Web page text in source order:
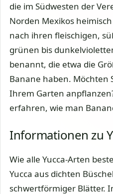
die im Südwesten der
Norden Mexikos
nach ihren fleischigen,
grünen bis
benannt, die etwa die
Banane haben. Möchten
Ihrem Garten
erfahren, wie man
Informationen zu
Wie alle Yucca-Arten
Yucca aus dichten
schwertförmiger Blätter.